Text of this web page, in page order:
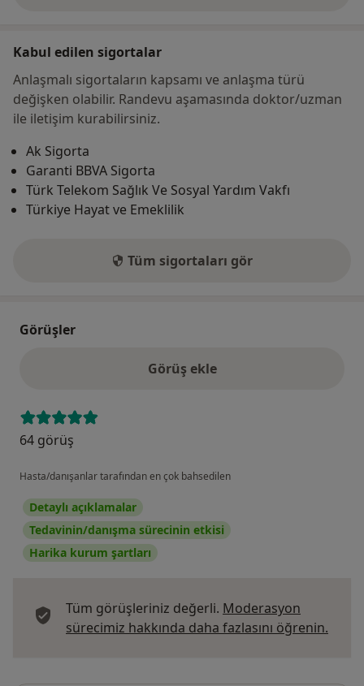
Kabul edilen sigortalar
Anlaşmalı sigortaların kapsamı ve anlaşma türü
değişken olabilir. Randevu aşamasında doktor/uzman
ile iletişim kurabilirsiniz.
Ak Sigorta
Garanti BBVA Sigorta
Türk Telekom Sağlık Ve Sosyal Yardım Vakfı
Türkiye Hayat ve Emeklilik
Tüm sigortaları gör
Görüşler
Görüş ekle
64 görüş
Hasta/danışanlar tarafından en çok bahsedilen
Detaylı açıklamalar
Tedavinin/danışma sürecinin etkisi
Harika kurum şartları
Tüm görüşleriniz değerli. Moderasyon
sürecimiz hakkında daha fazlasını öğrenin.